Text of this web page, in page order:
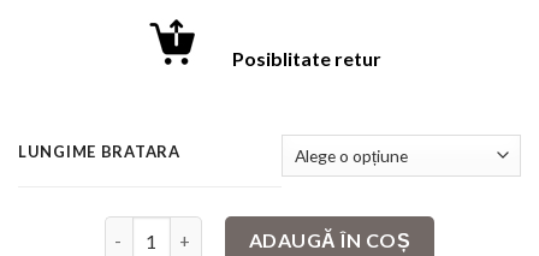
Posiblitate retur
LUNGIME BRATARA
ADAUGĂ ÎN COȘ